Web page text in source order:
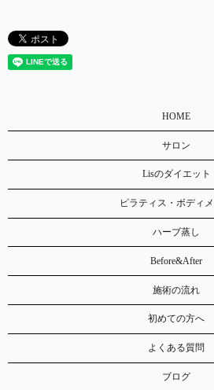
HOME
サロン
Lisのダイエット
ピラティス・ボディ
ハーブ蒸し
Before&After
施術の流れ
初めての方へ
よくある質問
ブログ